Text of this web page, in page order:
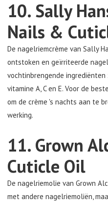
10. Sally
Nails &
De nagelriemcrème van Sally
ontstoken en geïrriteerde
vochtinbrengende
vitamine A, C en E. Voor de
om de crème 's nachts aan te
werking.
11. Grown
Cuticle Oil
De nagelriemolie van Grown
met andere nagelriemoliën,